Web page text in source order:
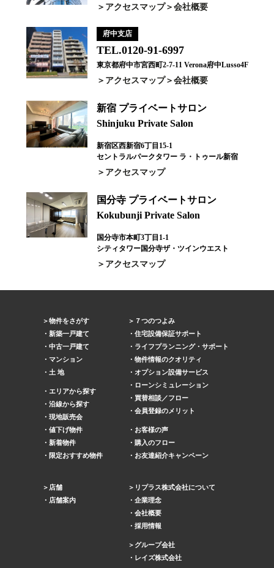
アクセスマップ 会社概要
府中支店
TEL.0120-91-6997
東京都府中市宮西町2-7-11 Verona府中Lusso4F
アクセスマップ 会社概要
新宿 プライベートサロン
Shinjuku Private Salon
新宿区西新宿6丁目15-1
セントラルパークタワー ラ・トゥール新宿
アクセスマップ
国分寺 プライベートサロン
Kokubunji Private Salon
国分寺市本町3丁目1-1
シティタワー国分寺ザ・ツインウエスト
アクセスマップ
物件をさがす
新築一戸建て
中古一戸建て
マンション
土 地
エリアから探す
沿線から探す
現地販売会
値下げ物件
新着物件
限定おすすめ物件
７つのつよみ
住宅設備保証サポート
ライフプランニング・サポート
物件情報のクオリティ
オプション設備サービス
ローンシミュレーション
買替相談／フロー
会員登録のメリット
お客様の声
購入のフロー
お友達紹介キャンペーン
店舗
店舗案内
リプラス株式会社について
企業理念
会社概要
採用情報
グループ会社
レイズ株式会社